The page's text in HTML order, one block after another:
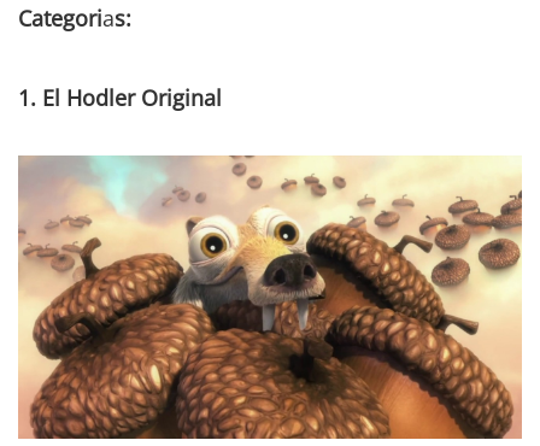
Categorias:
1. El HodlerOriginal